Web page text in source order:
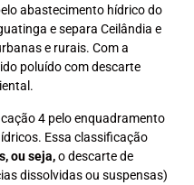
abastecimento hídrico do
e separa Ceilândia e
e rurais. Com a
poluído com descarte
4 pelo enquadramento
Essa classificação
ou seja,o descarte de
dissolvidas ou suspensas)